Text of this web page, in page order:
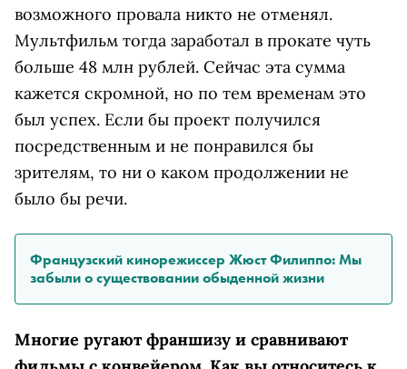
возможного провала никто не отменял.
Мультфильм тогда заработал в прокате чуть
больше 48 млн рублей. Сейчас эта сумма
кажется скромной, но по тем временам это
был успех. Если бы проект получился
посредственным и не понравился бы
зрителям, то ни о каком продолжении не
было бы речи.
Французский кинорежиссер Жюст Филиппо: Мы
забыли о существовании обыденной жизни
Многие ругают франшизу и сравнивают